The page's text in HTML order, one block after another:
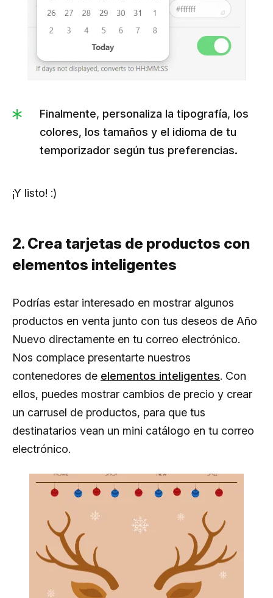
Finalmente, personaliza la tipografía, los
colores, los tamaños y el idioma de tu
temporizador según tus preferencias.
¡Y listo! :)
2. Crea tarjetas de productos con
elementos inteligentes
Podrías estar interesado en mostrar algunos
productos en venta junto con tus deseos de Año
Nuevo directamente en tu correo electrónico.
Nos complace presentarte nuestros
contenedores de elementos inteligentes. Con
ellos, puedes mostrar cambios de precio y crear
un carrusel de productos, para que tus
destinatarios vean un mini catálogo en tu correo
electrónico.